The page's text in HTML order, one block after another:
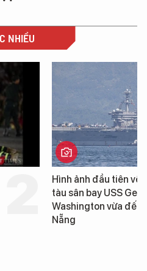
NHIỀU
Cận cảnh chiến hạm
tống tàu sân bay USS
George Washington
Đà Nẵng